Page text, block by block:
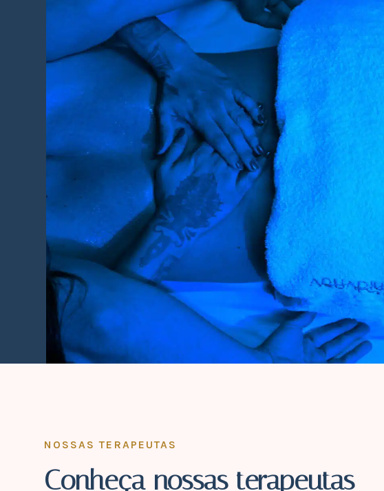
NOSSAS TERAPEUTAS
Conheça nossas terapeutas